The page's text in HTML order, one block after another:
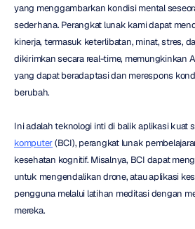
yang menggambarkan kondisi mental
sederhana. Perangkat lunak kami dapat
kinerja, termasuk keterlibatan, minat, stres,
dikirimkan secara real-time, memungkinkan
yang dapat beradaptasi dan merespons
berubah.
Ini adalah teknologi inti di balik aplikasi kuat
komputer (BCI), perangkat lunak
kesehatan kognitif. Misalnya, BCI dapat
untuk mengendalikan drone, atau aplikasi
pengguna melalui latihan meditasi dengan
mereka.